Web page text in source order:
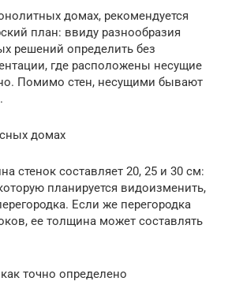
домах, рекомендуется
план: ввиду разнообразия
решений определить без
где расположены несущие
Помимо стен, несущими бывают
домах
стенок составляет 20, 25 и 30 см:
планируется видоизменить,
Если же перегородка
ее толщина может составлять
точно определено